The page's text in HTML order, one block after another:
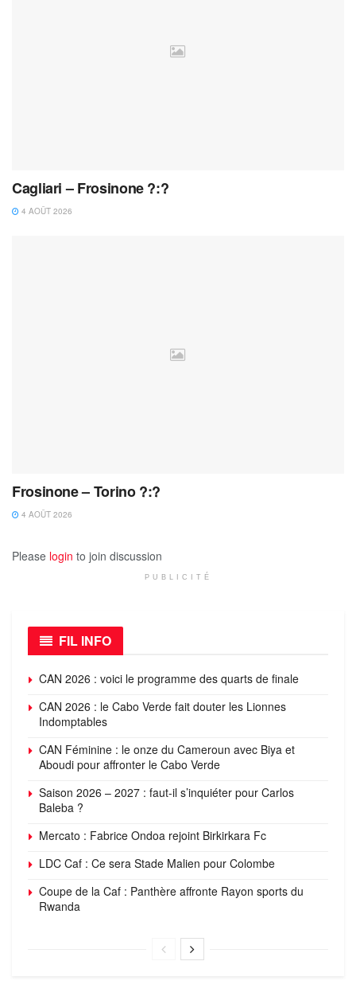
Cagliari – Frosinone ?:?
4 AOÛT 2026
Frosinone – Torino ?:?
4 AOÛT 2026
Please login to join discussion
PUBLICITÉ
FIL INFO
CAN 2026 : voici le programme des quarts de finale
CAN 2026 : le Cabo Verde fait douter les Lionnes
Indomptables
CAN Féminine : le onze du Cameroun avec Biya et
Aboudi pour affronter le Cabo Verde
Saison 2026 – 2027 : faut-il s’inquiéter pour Carlos
Baleba ?
Mercato : Fabrice Ondoa rejoint Birkirkara Fc
LDC Caf : Ce sera Stade Malien pour Colombe
Coupe de la Caf : Panthère affronte Rayon sports du
Rwanda